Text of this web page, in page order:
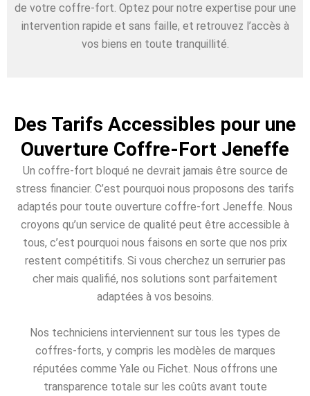
de votre coffre-fort. Optez pour notre expertise pour une
intervention rapide et sans faille, et retrouvez l’accès à
vos biens en toute tranquillité.
Des Tarifs Accessibles pour une
Ouverture Coffre-Fort Jeneffe
Un coffre-fort bloqué ne devrait jamais être source de
stress financier. C’est pourquoi nous proposons des tarifs
adaptés pour toute ouverture coffre-fort Jeneffe. Nous
croyons qu’un service de qualité peut être accessible à
tous, c’est pourquoi nous faisons en sorte que nos prix
restent compétitifs. Si vous cherchez un serrurier pas
cher mais qualifié, nos solutions sont parfaitement
adaptées à vos besoins.
Nos techniciens interviennent sur tous les types de
coffres-forts, y compris les modèles de marques
réputées comme Yale ou Fichet. Nous offrons une
transparence totale sur les coûts avant toute